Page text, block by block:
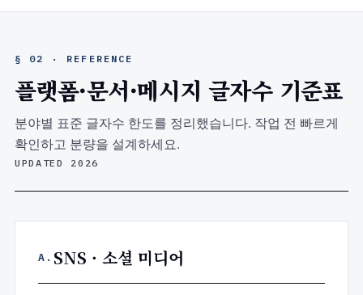
§ 02 · REFERENCE
플랫폼·문서·메시지 글자수 기준표
분야별 표준 글자수 한도를 정리했습니다. 작업 전 빠르게
확인하고 분량을 설계하세요.
UPDATED 2026
A. SNS · 소셜 미디어